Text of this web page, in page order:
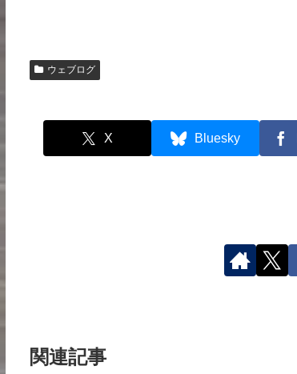
ウェブログ
X Bluesky
関連記事